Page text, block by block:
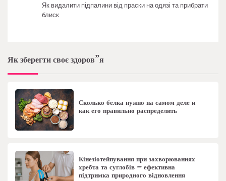
Як видалити підпалини від праски на одязі та прибрати
блиск
Як зберегти своє здоров”я
Сколько белка нужно на самом деле и
как его правильно распределить
Кінезіотейпування при захворюваннях
хребта та суглобів – ефективна
підтримка природного відновлення